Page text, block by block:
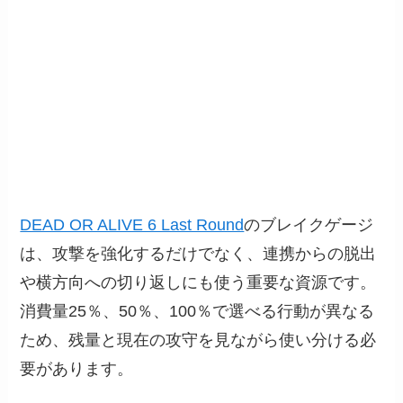
DEAD OR ALIVE 6 Last Roundのブレイクゲージ
は、攻撃を強化するだけでなく、連携からの脱出
や横方向への切り返しにも使う重要な資源です。
消費量25％、50％、100％で選べる行動が異なる
ため、残量と現在の攻守を見ながら使い分ける必
要があります。